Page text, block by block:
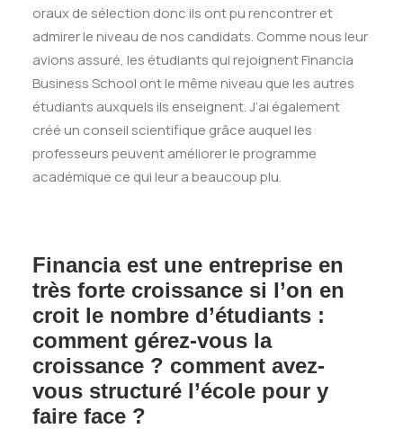
oraux de sélection donc ils ont pu rencontrer et
admirer le niveau de nos candidats. Comme nous leur
avions assuré, les étudiants qui rejoignent Financia
Business School ont le même niveau que les autres
étudiants auxquels ils enseignent. J’ai également
créé un conseil scientifique grâce auquel les
professeurs peuvent améliorer le programme
académique ce qui leur a beaucoup plu.
Financia est une entreprise en
très forte croissance si l’on en
croit le nombre d’étudiants :
comment gérez-vous la
croissance ? comment avez-
vous structuré l’école pour y
faire face ?